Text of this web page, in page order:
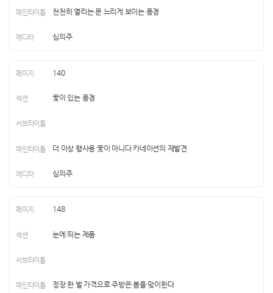
천천히 열리는 문 느리게 보이는 풍경
심의주
140
꽃이 있는 풍경
더 이상 행사용 꽃이 아니다 카네이션의 재발견
심의주
148
눈에 띄는 제품
정장 한 벌 가격으로 주방은 봄을 맞이한다